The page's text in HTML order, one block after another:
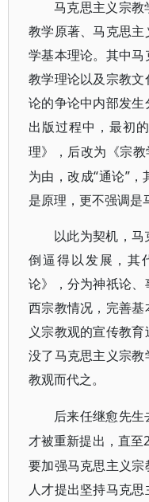
马克思主义宗教
教学原著、马克思
学基本理论。其中
教学理论以及宗教
论的争论中内部发
出版过程中，最初
理》，后改为《宗
为由，改成“通论”
是原理，更不强调是
以此为契机，
倒逼得以发展，其
论》，分为神祇论、
西宗教情况，完善
义宗教观的宣传教
没了马克思主义宗
教观而代之。
后来任继愈先
才被重新提出，直至
要加强马克思主义
人才提出坚持马克